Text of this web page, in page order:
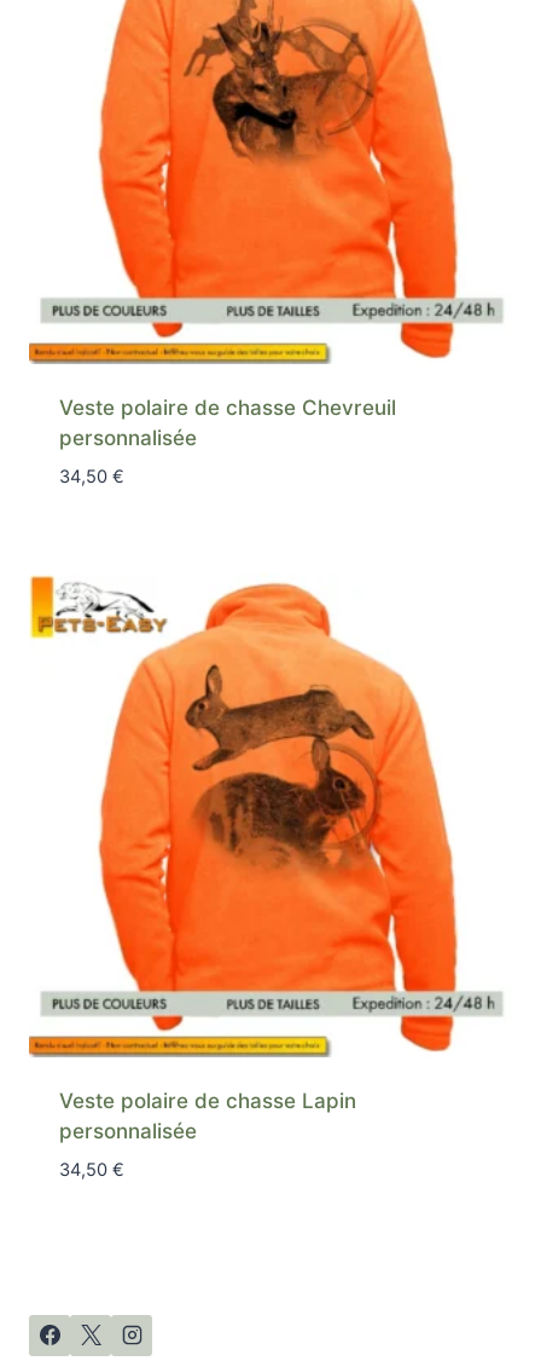
Veste polaire de chasse Chevreuil
personnalisée
34,50 €
Veste polaire de chasse Lapin
personnalisée
34,50 €